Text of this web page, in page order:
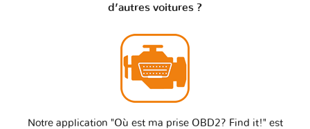
d’autres voitures ?
Notre application "Où est ma prise OBD2? Find it!" est